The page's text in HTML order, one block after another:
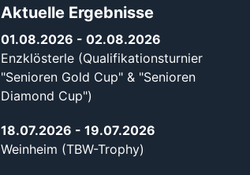
Aktuelle Ergebnisse
01.08.2026 - 02.08.2026
Enzklösterle (Qualifikationsturnier
"Senioren Gold Cup" & "Senioren
Diamond Cup")
18.07.2026 - 19.07.2026
Weinheim (TBW-Trophy)